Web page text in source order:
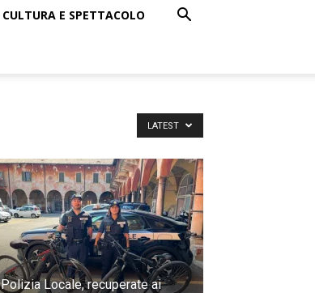
CULTURA E SPETTACOLO
LATEST
Polizia Locale, recuperate ai